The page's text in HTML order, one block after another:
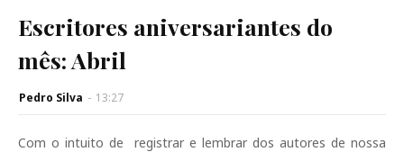
Escritores aniversariantes do
mês: Abril
Pedro Silva - 13:27
Com o intuito de registrar e lembrar dos autores de nossa